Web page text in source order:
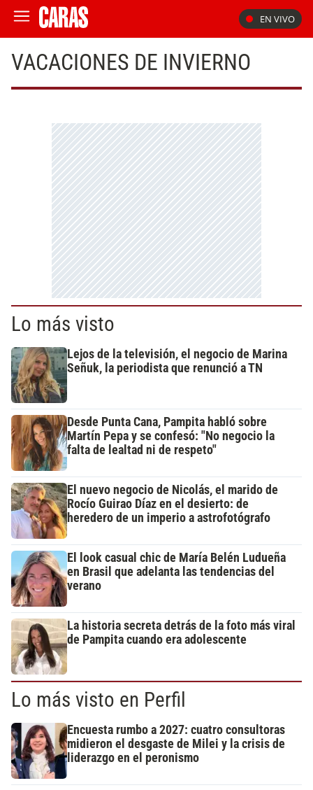
EN VIVO
VACACIONES DE INVIERNO
Lo más visto
Lejos de la televisión, el negocio de Marina
Señuk, la periodista que renunció a TN
Desde Punta Cana, Pampita habló sobre
Martín Pepa y se confesó: "No negocio la
falta de lealtad ni de respeto"
El nuevo negocio de Nicolás, el marido de
Rocío Guirao Díaz en el desierto: de
heredero de un imperio a astrofotógrafo
El look casual chic de María Belén Ludueña
en Brasil que adelanta las tendencias del
verano
La historia secreta detrás de la foto más viral
de Pampita cuando era adolescente
Lo más visto en Perfil
Encuesta rumbo a 2027: cuatro consultoras
midieron el desgaste de Milei y la crisis de
liderazgo en el peronismo